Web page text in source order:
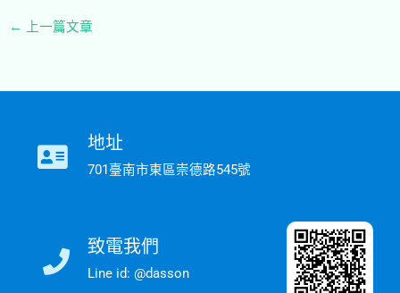
← 上一篇文章
地址
701臺南市東區崇德路545號
致電我們
Line id: @dasson